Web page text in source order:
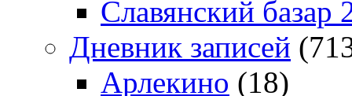
Славянский базар
Дневник записей
Арлекино (18)